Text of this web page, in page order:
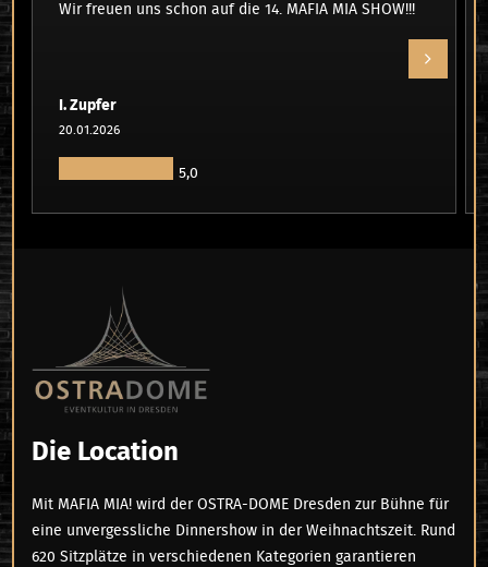
Wir freuen uns schon auf die 14. MAFIA MIA SHOW!!!
I. Zupfer
20.01.2026
5,0
Die Location
Mit MAFIA MIA! wird der OSTRA-DOME Dresden zur Bühne für
eine unvergessliche Dinnershow in der Weihnachtszeit. Rund
620 Sitzplätze in verschiedenen Kategorien garantieren